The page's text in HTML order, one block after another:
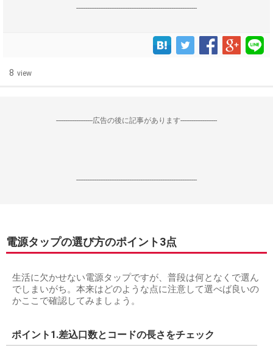
------------------------------------------------------------------
8 view
--------------------広告の後に記事があります--------------------
------------------------------------------------------------------
電源タップの選び方のポイント3点
生活に欠かせない電源タップですが、普段は何となくで選ん
でしまいがち。本来はどのような点に注意して選べば良いの
かここで確認してみましょう。
ポイント1.差込口数とコードの長さをチェック